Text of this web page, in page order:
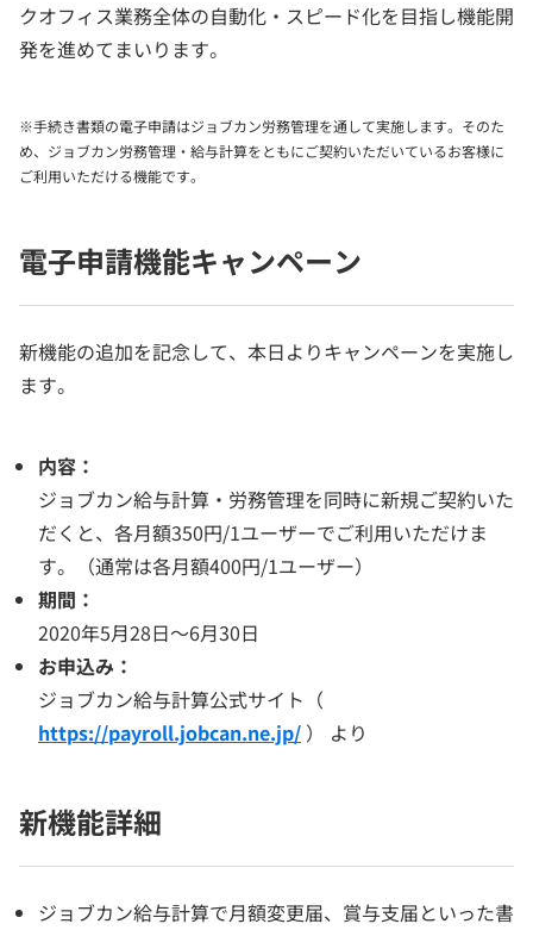
クオフィス業務全体の自動化・スピード化を目指し機能開
発を進めてまいります。
※手続き書類の電子申請はジョブカン労務管理を通して実施します。そのた
め、ジョブカン労務管理・給与計算をともにご契約いただいているお客様に
ご利用いただける機能です。
電子申請機能キャンペーン
新機能の追加を記念して、本日よりキャンペーンを実施し
ます。
内容：
ジョブカン給与計算・労務管理を同時に新規ご契約いた
だくと、各月額350円/1ユーザーでご利用いただけま
す。（通常は各月額400円/1ユーザー）
期間：
2020年5月28日～6月30日
お申込み：
ジョブカン給与計算公式サイト（
https://payroll.jobcan.ne.jp/ ） より
新機能詳細
ジョブカン給与計算で月額変更届、賞与支届といった書